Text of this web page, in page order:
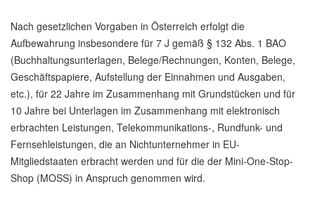
Nach gesetzlichen Vorgaben in Österreich erfolgt die
Aufbewahrung insbesondere für 7 J gemäß § 132 Abs. 1 BAO
(Buchhaltungsunterlagen, Belege/Rechnungen, Konten, Belege,
Geschäftspapiere, Aufstellung der Einnahmen und Ausgaben,
etc.), für 22 Jahre im Zusammenhang mit Grundstücken und für
10 Jahre bei Unterlagen im Zusammenhang mit elektronisch
erbrachten Leistungen, Telekommunikations-, Rundfunk- und
Fernsehleistungen, die an Nichtunternehmer in EU-
Mitgliedstaaten erbracht werden und für die der Mini-One-Stop-
Shop (MOSS) in Anspruch genommen wird.